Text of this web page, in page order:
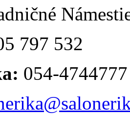
797 532
054-4744777